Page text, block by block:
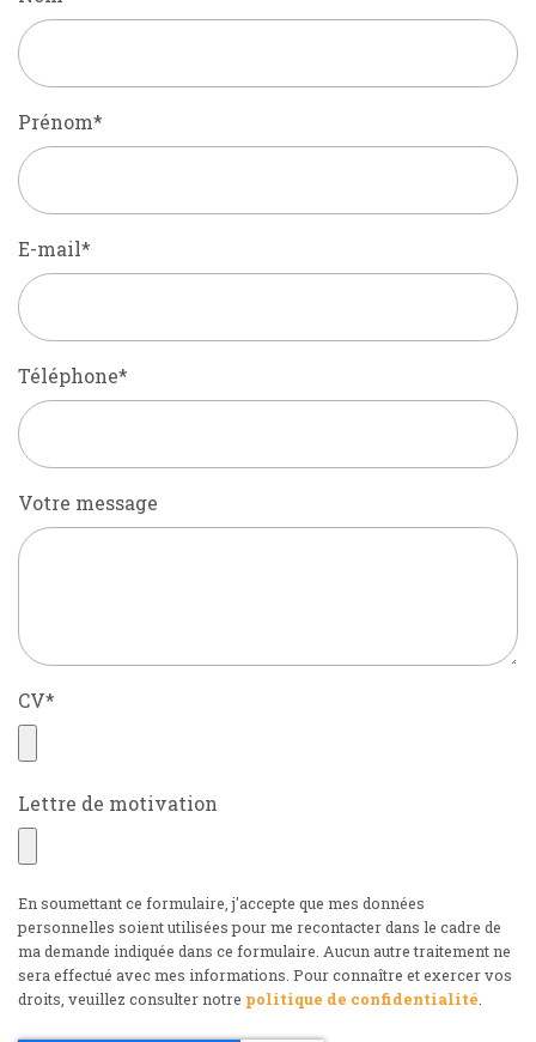
Prénom*
E-mail*
Téléphone*
Votre message
CV*
Lettre de motivation
En soumettant ce formulaire, j'accepte que mes données
personnelles soient utilisées pour me recontacter dans le cadre de
ma demande indiquée dans ce formulaire. Aucun autre traitement ne
sera effectué avec mes informations. Pour connaître et exercer vos
droits, veuillez consulter notre politique de confidentialité.